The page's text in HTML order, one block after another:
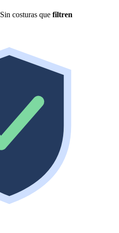
Sin costuras que filtren